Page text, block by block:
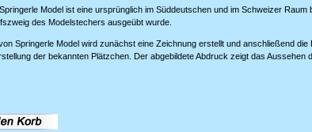
Model ist eine ursprünglich im Süddeutschen und im Schweizer Raum
des Modelstechers ausgeübt wurde.
Springerle Model wird zunächst eine Zeichnung erstellt und anschließend
der bekannten Plätzchen. Der abgebildete Abdruck zeigt das Aussehen